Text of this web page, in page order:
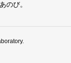
のび。